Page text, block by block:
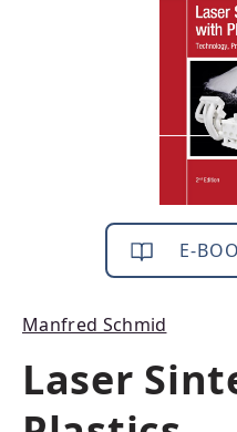
E-
Manfred Schmid
Laser